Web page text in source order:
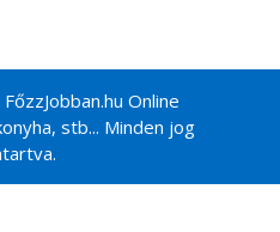
Online
stb... Minden jog